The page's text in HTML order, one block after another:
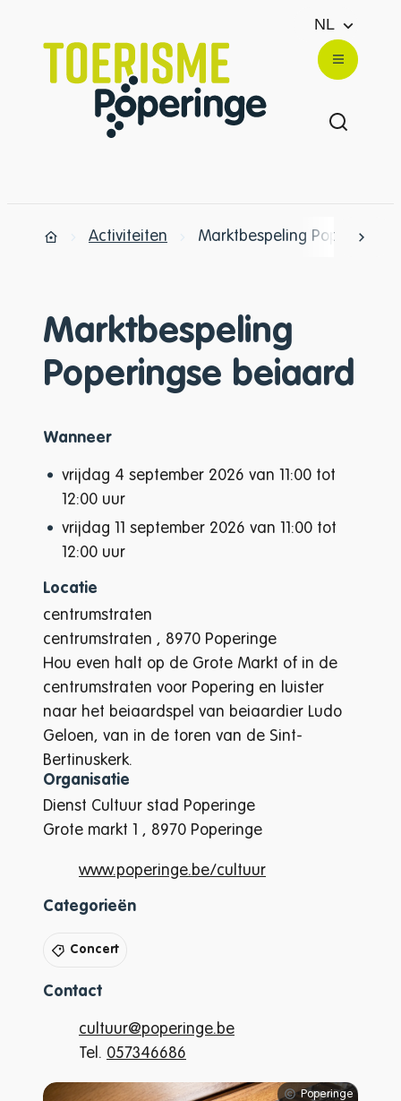
NL
Toerisme Poperinge
Zoek
Menu
Startpagina
Activiteiten Marktbespeling Poperingse
Marktbespeling
Poperingse beiaard
Wanneer
vrijdag 4 september 2026 van 11:00 tot
12:00 uur
vrijdag 11 september 2026 van 11:00 tot
12:00 uur
Locatie
centrumstraten
centrumstraten , 8970 Poperinge
Hou even halt op de Grote Markt of in de
centrumstraten voor Popering en luister
naar het beiaardspel van beiaardier Ludo
Geloen, van in de toren van de Sint-
Bertinuskerk.
Organisatie
Dienst Cultuur stad Poperinge
Grote markt 1 , 8970 Poperinge
Websitewww.poperinge.be/cultuur
Categorieën
Concert
Contact
E-mailcultuur@poperinge.be
057346686
Poperinge